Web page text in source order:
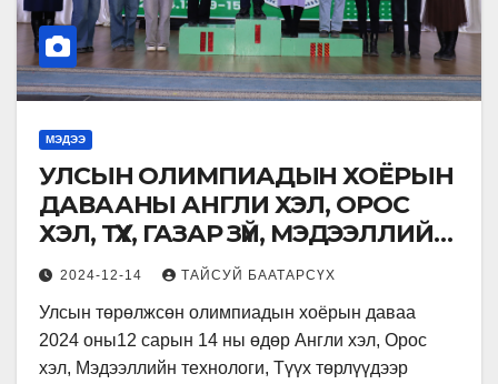
МЭДЭЭ
УЛСЫН ОЛИМПИАДЫН ХОЁРЫН
ДАВААНЫ АНГЛИ ХЭЛ, ОРОС
ХЭЛ, ТҮҮХ, ГАЗАР ЗҮЙ, МЭДЭЭЛЛИЙН
ТЕХНОЛОГИЙН ХИЧЭЭЛИЙН
ШАГНАЛЫН ҮЙЛ АЖИЛЛАГАА
ЯВАГДЛАА.
2024-12-14 ТАЙСУЙ БААТАРСҮХ
Улсын төрөлжсөн олимпиадын хоёрын даваа
2024 оны12 сарын 14 ны өдөр Англи хэл, Орос
хэл, Мэдээллийн технологи, Түүх төрлүүдээр